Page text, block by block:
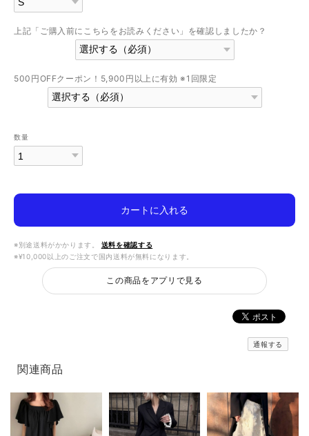
上記「ご購入前にこちらをお読みください」を確認しましたか？
500円OFFクーポン！5,900円以上に有効 ※1回限定
数量
カートに入れる
※別途送料がかかります。
送料を確認する
※¥10,000以上のご注文で国内送料が無料になります。
この商品をアプリで見る
通報する
関連商品